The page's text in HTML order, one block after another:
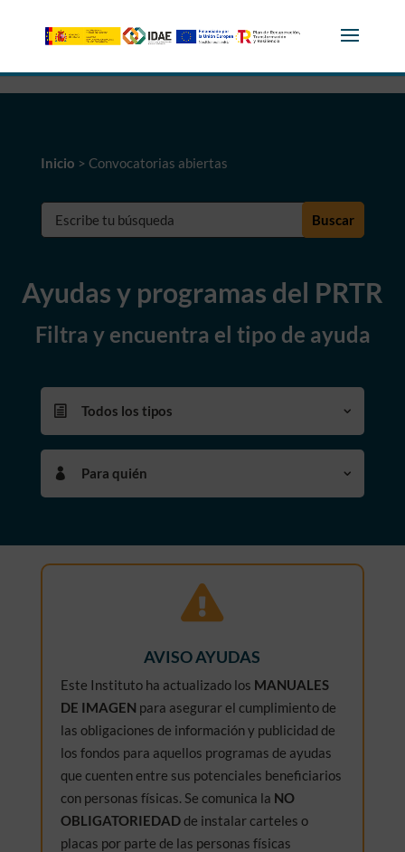
Inicio > Convocatorias abiertas
Buscar:
Ayudas y programas del PRTR
Filtra y encuentra el tipo de ayuda
Todos los tipos
Para quién

AVISO AYUDAS
Este Instituto ha actualizado los MANUALES
DE IMAGEN para asegurar el cumplimiento de
las obligaciones de información y publicidad de
los fondos para aquellos programas de ayudas
que cuenten entre sus potenciales beneficiarios
con personas físicas. Se comunica la NO
OBLIGATORIEDADde instalar carteles o
placas por parte de las personas físicas